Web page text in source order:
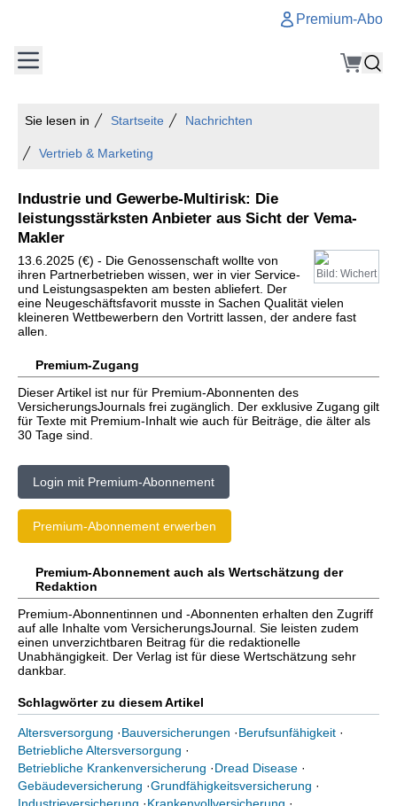
Premium-Abo
Sie lesen in Startseite Nachrichten
Vertrieb & Marketing
Industrie und Gewerbe-Multirisk: Die
leistungsstärksten Anbieter aus Sicht der Vema-
Makler
Bild: Wichert
13.6.2025 (€) - Die Genossenschaft wollte von
ihren Partnerbetrieben wissen, wer in vier Service-
und Leistungsaspekten am besten abliefert. Der
eine Neugeschäftsfavorit musste in Sachen Qualität vielen
kleineren Wettbewerbern den Vortritt lassen, der andere fast
allen.
Premium-Zugang
Dieser Artikel ist nur für Premium-Abonnenten des
VersicherungsJournals frei zugänglich. Der exklusive Zugang gilt
für Texte mit Premium-Inhalt wie auch für Beiträge, die älter als
30 Tage sind.
Login mit Premium-Abonnement
Premium-Abonnement erwerben
Premium-Abonnement auch als Wertschätzung der
Redaktion
Premium-Abonnentinnen und -Abonnenten erhalten den Zugriff
auf alle Inhalte vom VersicherungsJournal. Sie leisten zudem
einen unverzichtbaren Beitrag für die redaktionelle
Unabhängigkeit. Der Verlag ist für diese Wertschätzung sehr
dankbar.
Schlagwörter zu diesem Artikel
Altersversorgung ·Bauversicherungen ·Berufsunfähigkeit ·
Betriebliche Altersversorgung ·
Betriebliche Krankenversicherung ·Dread Disease ·
Gebäudeversicherung ·Grundfähigkeitsversicherung ·